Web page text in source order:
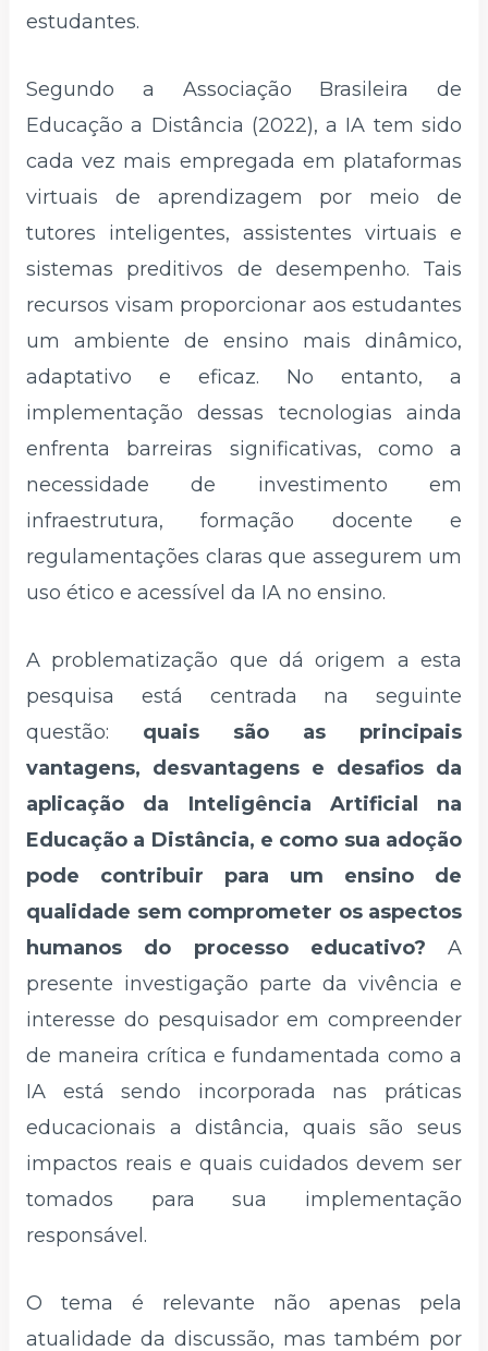
estudantes.
Segundo a Associação Brasileira de
Educação a Distância (2022), a IA tem sido
cada vez mais empregada em plataformas
virtuais de aprendizagem por meio de
tutores inteligentes, assistentes virtuais e
sistemas preditivos de desempenho. Tais
recursos visam proporcionar aos estudantes
um ambiente de ensino mais dinâmico,
adaptativo e eficaz. No entanto, a
implementação dessas tecnologias ainda
enfrenta barreiras significativas, como a
necessidade de investimento em
infraestrutura, formação docente e
regulamentações claras que assegurem um
uso ético e acessível da IA no ensino.
A problematização que dá origem a esta
pesquisa está centrada na seguinte
questão: quais são as principais
vantagens, desvantagens e desafios da
aplicação da Inteligência Artificial na
Educação a Distância, e como sua adoção
pode contribuir para um ensino de
qualidade sem comprometer os aspectos
humanos do processo educativo? A
presente investigação parte da vivência e
interesse do pesquisador em compreender
de maneira crítica e fundamentada como a
IA está sendo incorporada nas práticas
educacionais a distância, quais são seus
impactos reais e quais cuidados devem ser
tomados para sua implementação
responsável.
O tema é relevante não apenas pela
atualidade da discussão, mas também por